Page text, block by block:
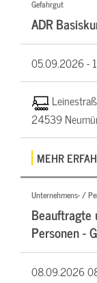
Gefahrgut
ADR
05.09.2026 -
24539
MEHR
Unternehmens- /
Beauftragte
Personen -
08.09.2026